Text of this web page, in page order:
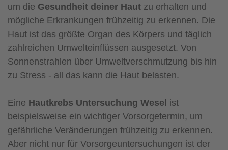
um die Gesundheit deiner Haut zu erhalten und
mögliche Erkrankungen frühzeitig zu erkennen. Die
Haut ist das größte Organ des Körpers und täglich
zahlreichen Umwelteinflüssen ausgesetzt. Von
Sonnenstrahlen über Umweltverschmutzung bis hin
zu Stress - all das kann die Haut belasten.
Eine Hautkrebs Untersuchung Wesel ist
beispielsweise ein wichtiger Vorsorgetermin, um
gefährliche Veränderungen frühzeitig zu erkennen.
Aber nicht nur für Vorsorgeuntersuchungen ist der